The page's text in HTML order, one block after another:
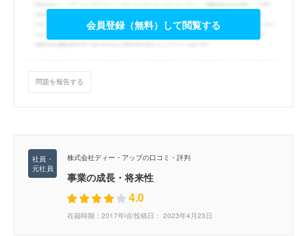
会員登録（無料）して閲覧する
問題を報告する
株式会社ディー・アップの口コミ・評判
事業の成長・将来性
4.0
在籍時期：2017年頃/投稿日： 2023年4月23日